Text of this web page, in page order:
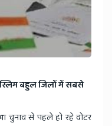
बहुल जिलों में सबसे
चुनाव से पहले हो रहे वोटर